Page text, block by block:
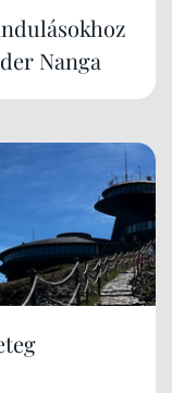
Nanga